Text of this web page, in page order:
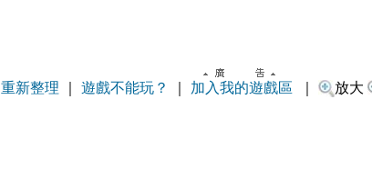
重新整理 遊戲不能玩？ 加入我的遊戲區 放大